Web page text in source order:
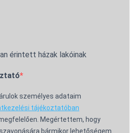
érintett házak lakóinak
személyes adataim
tájékoztatóban
Megértettem, hogy
bármikor lehetőségem